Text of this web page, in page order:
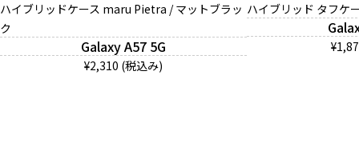
ハイブリッドケース maru Pietra / マットブラッ
ク
Galaxy A57 5G
¥2,310 (税込み)
ハイブリッド タフケ